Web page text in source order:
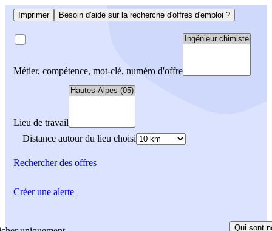
Imprimer Besoin d'aide sur la recherche d'offres d'emploi ?
Métier, compétence, mot-clé, numéro d'offre
Lieu de travail
Distance autour du lieu choisi
Rechercherdes offres
Qui sont
Créer une alerte